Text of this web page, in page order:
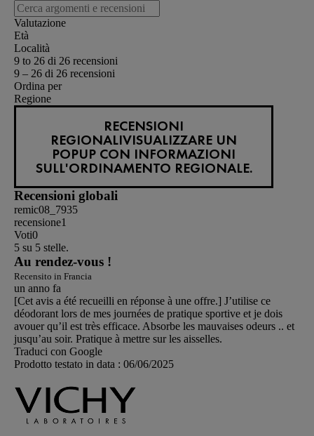
Valutazione
Età
Località
9 to 26 di 26 recensioni
9 – 26 di 26 recensioni
Ordina per
Regione
RECENSIONI
REGIONALIVISUALIZZARE UN
POPUP CON INFORMAZIONI
SULL'ORDINAMENTO REGIONALE.
Recensioni globali
remic08_7935
recensione1
Voti0
5 su 5 stelle.
Au rendez-vous !
Recensito in Francia
un anno fa
[Cet avis a été recueilli en réponse à une offre.] J’utilise ce
déodorant lors de mes journées de pratique sportive et je dois
avouer qu’il est très efficace. Absorbe les mauvaises odeurs .. et
jusqu’au soir. Pratique à mettre sur les aisselles.
Traduci con Google
Prodotto testato in data : 06/06/2025